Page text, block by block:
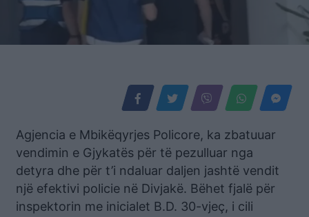
Agjencia e Mbikëqyrjes Policore, ka zbatuuar
vendimin e Gjykatës për të pezulluar nga
detyra dhe për t’i ndaluar daljen jashtë vendit
një efektivi policie në Divjakë. Bëhet fjalë për
inspektorin me inicialet B.D. 30-vjeç, i cili